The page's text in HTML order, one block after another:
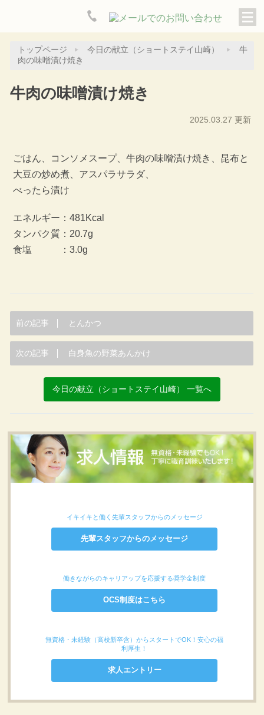
トップページ 今日の献立（ショートステイ山崎）
牛
肉の味噌漬け焼き
牛肉の味噌漬け焼き
2025.03.27 更新
ごはん、コンソメスープ、牛肉の味噌漬け焼き、昆布と
大豆の炒め煮、アスパラサラダ、
べったら漬け
エネルギー：481Kcal
タンパク質：20.7g
食塩 ：3.0g
前の記事 とんかつ
次の記事 白身魚の野菜あんかけ
今日の献立（ショートステイ山崎） 一覧へ
イキイキと働く先輩スタッフからのメッセージ
先輩スタッフからのメッセージ
働きながらのキャリアップを応援する奨学金制度
OCS制度はこちら
無資格・未経験（高校新卒含）からスタートでOK！安心の福
利厚生！
求人エントリー